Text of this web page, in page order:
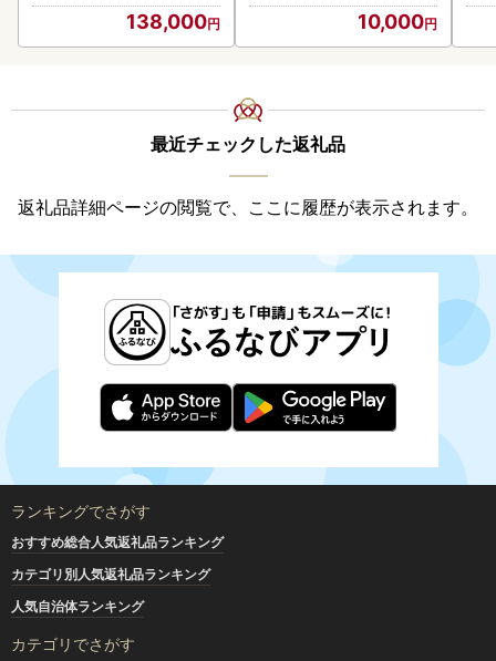
138,000 10,000
最近チェックした返礼品
返礼品詳細ページの閲覧で、ここに履歴が表示されます。
ランキングでさがす
おすすめ総合人気返礼品ランキング
カテゴリ別人気返礼品ランキング
人気自治体ランキング
カテゴリでさがす